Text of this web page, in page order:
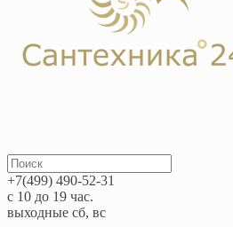
+7(499) 490-52-31
с 10 до 19 час.
выходные сб, вс